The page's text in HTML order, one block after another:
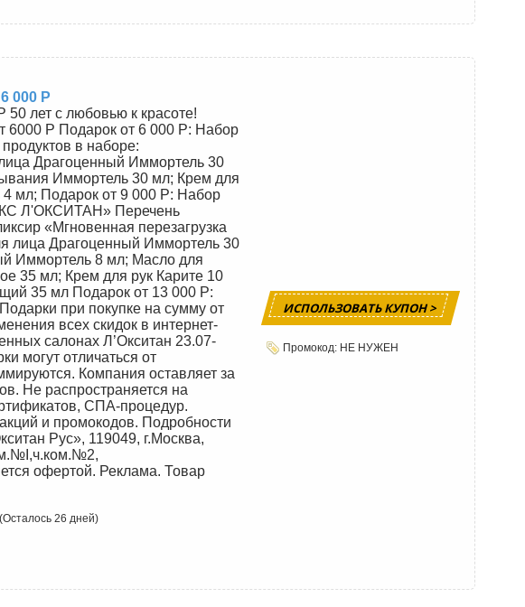
000 Р
50 лет с любовью к красоте!
6000 Р Подарок от 6 000 Р: Набор
в наборе:
Драгоценный Иммортель 30
Иммортель 30 мл; Крем для
мл; Подарок от 9 000 Р: Набор
Л'ОКСИТАН» Перечень
«Мгновенная перезагрузка
лица Драгоценный Иммортель 30
Иммортель 8 мл; Масло для
35 мл; Крем для рук Карите 10
35 мл Подарок от 13 000 Р:
при покупке на сумму от
всех скидок в интернет-
салонах Л’Окситан 23.07-
могут отличаться от
Компания оставляет за
Не распространяется на
СПА-процедур.
и промокодов. Подробности
Рус», 119049, г.Москва,
офертой. Реклама. Товар
(Осталось 26 дней)
ИСПОЛЬЗОВАТЬ КУПОН >
Промокод: НЕ НУЖЕН